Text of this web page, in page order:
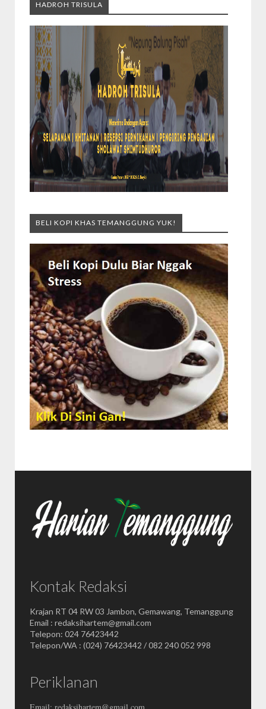
HADROH TRISULA
BELI KOPI KHAS TEMANGGUNG YUK!
Kontak Redaksi
Krajan RT 04 RW 03 Jambon, Gemawang, Temanggung
Email : redaksihartem@gmail.com
Telepon: 024 76423442
Telepon/WA : (024) 76423442 / 082 240 052 998
Periklanan